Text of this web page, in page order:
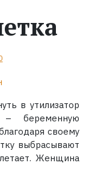
в утилизатор
– беременную
своему
выбрасывают
Женщина